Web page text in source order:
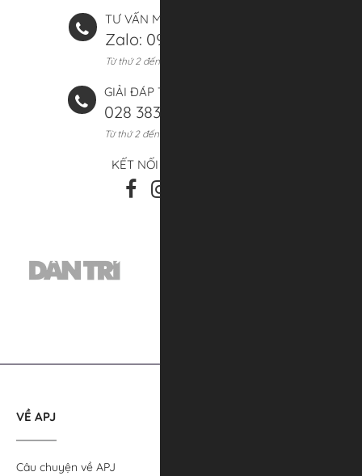
TƯ VẤN MUA HÀNG (8:00 - 20:00)
Zalo: 0906 393 661
Từ thứ 2 đến chủ nhật
GIẢI ĐÁP THẮC MẮC (8:00 - 17:00)
028 3839 4774
Từ thứ 2 đến thứ 7
KẾT NỐI VỚI CHÚNG TÔI
VỀ APJ
Câu chuyện về APJ